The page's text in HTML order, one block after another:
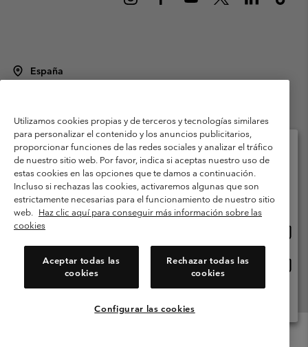
España
Condiciones de uso
Terminos de Venta
Garantía
Política de Privacidad
Términos y condiciones del programa de miembros
Términos De Uso Del Contenido Generado Por Los Usuarios
Impressum
Cookies Public CBCR
Servicio al cliente: Lu. - Vi. de 9:00 a 13:00 y de 14:00 a 18:00
Utilizamos cookies propias y de terceros y tecnologías similares
para personalizar el contenido y los anuncios publicitarios,
proporcionar funciones de las redes sociales y analizar el tráfico
de nuestro sitio web. Por favor, indica si aceptas nuestro uso de
estas cookies en las opciones que te damos a continuación.
Incluso si rechazas las cookies, activaremos algunas que son
estrictamente necesarias para el funcionamiento de nuestro sitio
web. Haz clic aquí para conseguir más información sobre las
cookies
Aceptar todas las
cookies
Rechazar todas las
cookies
Configurar las cookies
Selecciona tu país e idioma envío
Compras en línea disponibles
línea
España
Ver Todos Los Países